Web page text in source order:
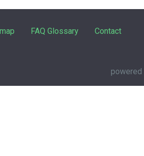
FAQ Glossary Contact